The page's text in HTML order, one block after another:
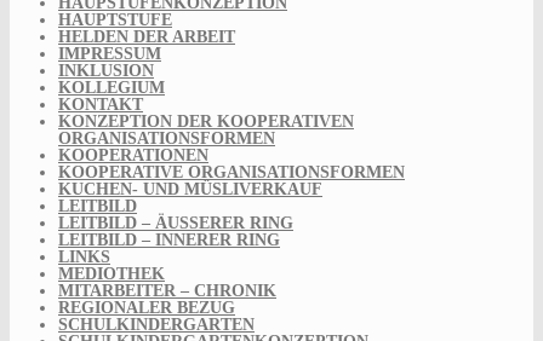
HAUPTSTUFE
HELDEN DER ARBEIT
IMPRESSUM
INKLUSION
KOLLEGIUM
KONTAKT
KONZEPTION DER KOOPERATIVEN
ORGANISATIONSFORMEN
KOOPERATIONEN
KOOPERATIVE ORGANISATIONSFORMEN
KUCHEN- UND MÜSLIVERKAUF
LEITBILD
LEITBILD – ÄUSSERER RING
LEITBILD – INNERER RING
LINKS
MEDIOTHEK
MITARBEITER – CHRONIK
REGIONALER BEZUG
SCHULKINDERGARTEN